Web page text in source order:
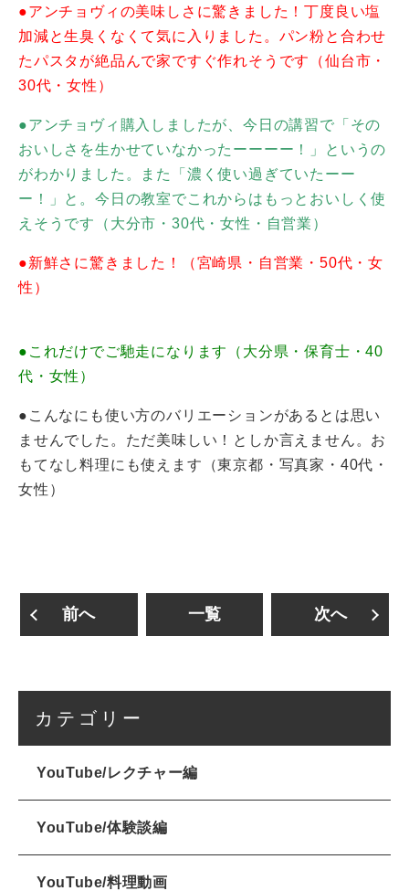
●アンチョヴィの美味しさに驚きました！丁度良い塩
加減と生臭くなくて気に入りました。パン粉と合わせ
たパスタが絶品んで家ですぐ作れそうです（仙台市・
30代・女性）
●アンチョヴィ購入しましたが、今日の講習で「その
おいしさを生かせていなかったーーーー！」というの
がわかりました。また「濃く使い過ぎていたーー
ー！」と。今日の教室でこれからはもっとおいしく使
えそうです（大分市・30代・女性・自営業）
●新鮮さに驚きました！（宮崎県・自営業・50代・女
性）
●これだけでご馳走になります（大分県・保育士・40
代・女性）
●こんなにも使い方のバリエーションがあるとは思い
ませんでした。ただ美味しい！としか言えません。お
もてなし料理にも使えます（東京都・写真家・40代・
女性）
前へ 一覧 次へ
カテゴリー
YouTube/レクチャー編
YouTube/体験談編
YouTube/料理動画